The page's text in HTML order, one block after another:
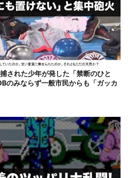
された少年が発した「禁断のひと
のみならず一般市民からも「ガッカ